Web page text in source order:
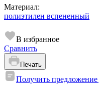
Материал:
полиэтилен вспененный
В избранное
Сравнить
Печать
Получить предложение